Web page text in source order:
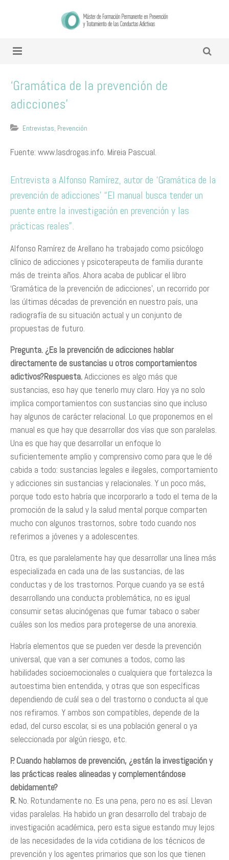
‘Gramática de la prevención de
adicciones’
Entrevistas, Prevención
Fuente: www.lasdrogas.info. Mireia Pascual.
Entrevista a Alfonso Ramírez, autor de ‘Gramática de la
prevención de adicciones’ “El manual busca tender un
puente entre la investigación en prevención y las
prácticas reales”.
Alfonso Ramírez de Arellano ha trabajado como psicólogo
clínico de adicciones y psicoterapeuta de familia durante
más de treinta años. Ahora acaba de publicar el libro
‘Gramática de la prevención de adicciones’, un recorrido por
las últimas décadas de prevención en nuestro país, una
radiografía de su situación actual y un conjunto de
propuestas de futuro.
Pregunta. ¿Es la prevención de adicciones hablar
directamente de sustancias u otros comportamientos
adictivos?Respuesta.Adicciones es algo más que
sustancias, eso hay que tenerlo muy claro. Hoy ya no solo
implica comportamientos con sustancias sino que incluso
hay algunos de carácter relacional. Lo que proponemos en el
manual es que hay que desarrollar dos vías que son paralelas.
Una es que hay que desarrollar un enfoque lo
suficientemente amplio y comprensivo como para que le dé
cabida a todo: sustancias legales e ilegales, comportamiento
y adicciones sin sustancias y relacionales. Y un poco más,
porque todo esto habría que incorporarlo a todo el tema de la
promoción de la salud y la salud mental porque comparten
mucho con algunos trastornos, sobre todo cuando nos
referimos a jóvenes y a adolescentes.
Otra, es que paralelamente hay que desarrollar una línea más
especializada en cada una de las sustancias, de las
conductas y de los trastornos. Porque cuando ya se está
desarrollando una conducta problemática, no es igual
consumir setas alucinógenas que fumar tabaco o saber
cuáles son los medios para protegerse de una anorexia.
Habría elementos que se pueden ver desde la prevención
universal, que van a ser comunes a todos, como las
habilidades socioemocionales o cualquiera que fortalezca la
autoestima bien entendida, y otras que son específicas
dependiendo de cuál sea o del trastorno o conducta al que
nos refiramos. Y ambos son compatibles, depende de la
edad, del curso escolar, si es una población general o ya
seleccionada por algún riesgo, etc.
P. Cuando hablamos de prevención, ¿están la investigación y
las prácticas reales alineadas y complementándose
debidamente?
R. No. Rotundamente no. Es una pena, pero no es así. Llevan
vidas paralelas. Ha habido un gran desarrollo del trabajo de
investigación académica, pero esta sigue estando muy lejos
de las necesidades de la vida cotidiana de los técnicos de
prevención y los agentes primarios que son los que tienen